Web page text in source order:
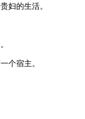
妇的生活。
个宿主。